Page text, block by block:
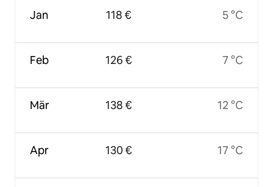
Jan
Feb
Mär
Apr
118 €
126 €
138 €
130 €
5 °C
7 °C
12 °C
17 °C